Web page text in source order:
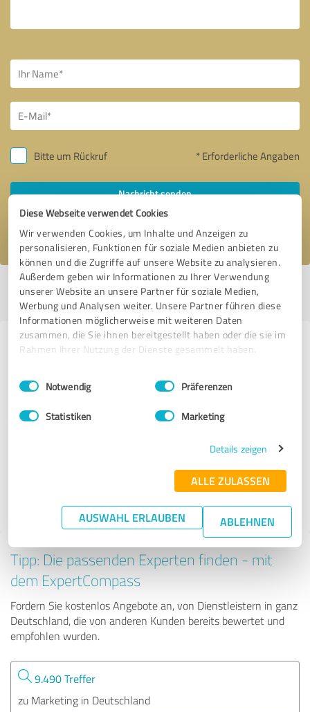
Diese Webseite verwendet Cookies
Wir verwenden Cookies, um Inhalte und Anzeigen zu
personalisieren, Funktionen für soziale Medien anbieten zu
können und die Zugriffe auf unsere Website zu analysieren.
Außerdem geben wir Informationen zu Ihrer Verwendung
unserer Website an unsere Partner für soziale Medien,
Werbung und Analysen weiter. Unsere Partner führen diese
Informationen möglicherweise mit weiteren Daten
zusammen, die Sie ihnen bereitgestellt haben oder die sie im
Rahmen Ihrer Nutzung der Dienste gesammelt haben.
Impressum Datenschutzbestimmungen
Einwilligungsauswahl
Notwendig Präferenzen
Statistiken Marketing
Details zeigen
ALLE ZULASSEN
AUSWAHL ERLAUBEN ABLEHNEN
Bitte um Rückruf * Erforderliche Angaben
Nachricht senden
Ich stimme den Datenschutzbestimmungen zu.
Profil aktiv seit 04.04.2025 |Letzte Aktualisierung: 18.07.2026
melden
Erfahrungen zu weiteren
Marketing
Social Queens Club
Tipp: Die passenden Experten finden - mit
dem ExpertCompass
Fordern Sie kostenlos Angebote an, von Dienstleistern in ganz
Deutschland, die von anderen Kunden bereits bewertet und
empfohlen wurden.
9.490 Treffer
zu Marketing in Deutschland